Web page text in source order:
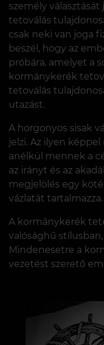
személy választását
tetoválás
csak neki van joga
beszél, hogy az
próbára, amelyet a
kormánykerék
tetoválás
utazást.
A horgonyos sisak
jelzi. Az ilyen
anélkül mennek a
az irányt és az
megjelölés egy
vázlatát tartalmazza.
A kormánykerék
valósághű
Mindenesetre a
vezetést szerető